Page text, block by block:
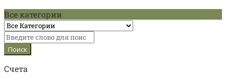
Все категории
Счета